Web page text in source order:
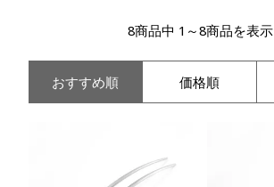
8商品中 1～8商品を表示
おすすめ順 価格順